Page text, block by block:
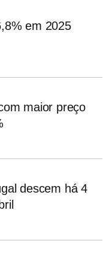
em 2025
maior preço
descem há 4